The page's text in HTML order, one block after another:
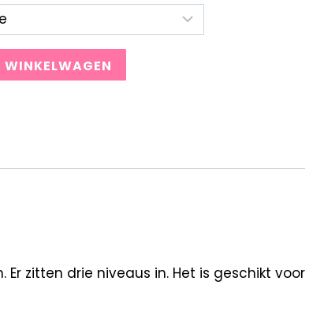
zitten drie niveaus in. Het is geschikt voor